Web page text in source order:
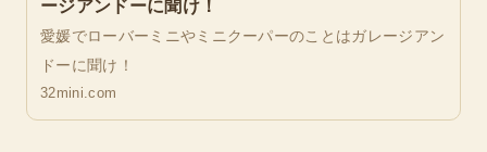
ージアンドーに聞け！
愛媛でローバーミニやミニクーパーのことはガレージアン
ドーに聞け！
32mini.com